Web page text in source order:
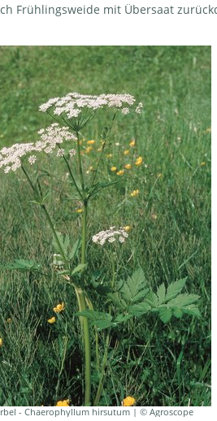
Frühlingsweide mit Übersaat
- Chaerophyllum hirsutum | © Agroscope